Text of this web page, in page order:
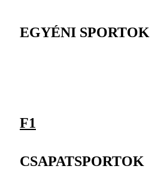
EGYÉNI SPORTOK
F1
CSAPATSPORTOK